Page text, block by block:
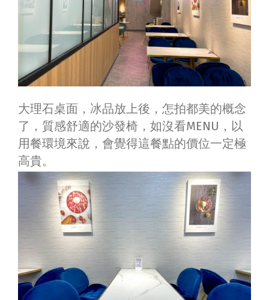
大理石桌面，冰品放上後，怎拍都美的概念
了，質感舒適的沙發椅，如沒看MENU，以
用餐環境來說，會覺得這餐點的價位一定極
高貴。